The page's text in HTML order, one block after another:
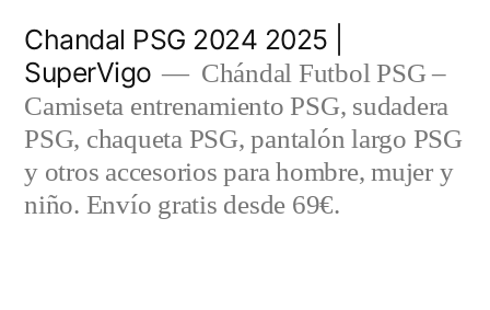
contenido
Chandal PSG 2024 2025 |
SuperVigo
Chándal Futbol PSG –
Camiseta entrenamiento PSG, sudadera
PSG, chaqueta PSG, pantalón largo PSG
y otros accesorios para hombre, mujer y
niño. Envío gratis desde 69€.